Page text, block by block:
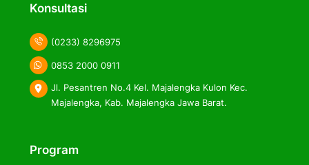
Konsultasi
(0233) 8296975
0853 2000 0911
Jl. Pesantren No.4 Kel. Majalengka Kulon Kec.
Majalengka, Kab. Majalengka Jawa Barat.
Program